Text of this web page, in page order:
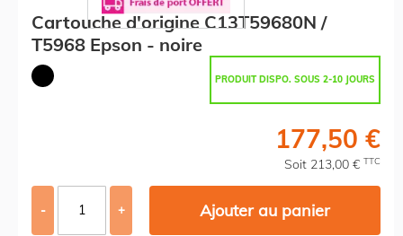
Cartouche d'origine C13T59680N /
T5968 Epson - noire
PRODUIT DISPO. SOUS 2-10 JOURS
177,50 €
Soit 213,00 € TTC
- + Ajouter au panier